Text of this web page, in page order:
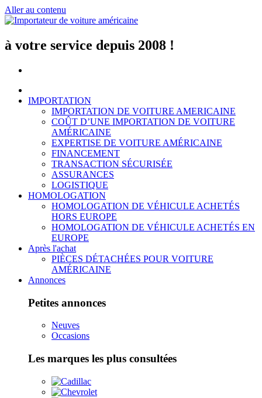
Aller au contenu
à votre service depuis 2008 !
IMPORTATION
IMPORTATION DE VOITURE AMERICAINE
COÛT D’UNE IMPORTATION DE VOITURE
AMÉRICAINE
EXPERTISE DE VOITURE AMÉRICAINE
FINANCEMENT
TRANSACTION SÉCURISÉE
ASSURANCES
LOGISTIQUE
HOMOLOGATION
HOMOLOGATION DE VÉHICULE ACHETÉS
HORS EUROPE
HOMOLOGATION DE VÉHICULE ACHETÉS EN
EUROPE
Après l'achat
PIÈCES DÉTACHÉES POUR VOITURE
AMÉRICAINE
Annonces
Petites annonces
Neuves
Occasions
Les marques les plus consultées